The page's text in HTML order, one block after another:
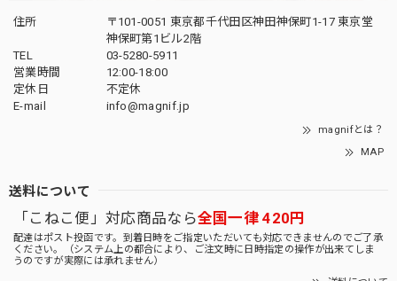
住所
〒101-0051 東京都千代田区神田神保町1-17 東京堂
神保町第1ビル2階
TEL
03-5280-5911
営業時間
12:00-18:00
定休日
不定休
E-mail
info@magnif.jp
magnifとは？
MAP
送料について
「こねこ便」対応商品なら全国一律 420円
配達はポスト投函です。到着日時をご指定いただいても対応できませんのでご了承
ください。（システム上の都合により、ご注文時に日時指定の操作が出来てしま
うのですが実際には承れません）